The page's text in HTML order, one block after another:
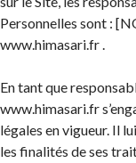
Personnelles sont :
www.himasari.fr .
En tant que
www.himasari.fr
légales en vigueur. Il
les finalités de ses